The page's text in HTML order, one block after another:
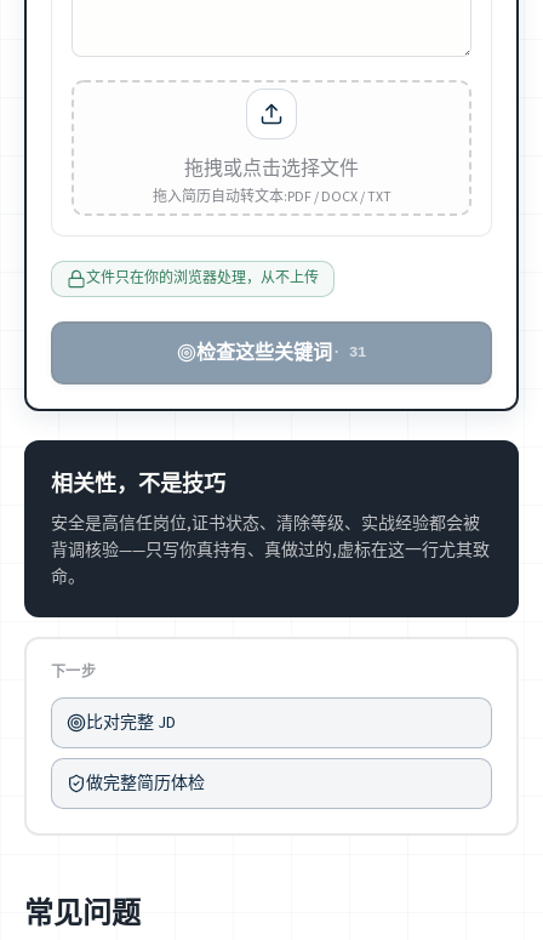
拖拽或点击选择文件
拖入简历自动转文本:PDF / DOCX / TXT
文件只在你的浏览器处理，从不上传
检查这些关键词 · 31
相关性，不是技巧
安全是高信任岗位,证书状态、清除等级、实战经验都会被
背调核验——只写你真持有、真做过的,虚标在这一行尤其致
命。
下一步
比对完整 JD
做完整简历体检
常见问题